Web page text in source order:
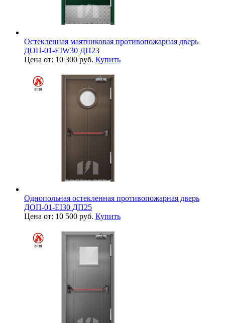
Остекленная маятниковая противопожарная дверь
ДОП-01-EIW30 ДП23
Цена от: 10 300 руб. Купить
Однопольная остекленная противопожарная дверь
ДОП-01-EI30 ДП25
Цена от: 10 500 руб. Купить